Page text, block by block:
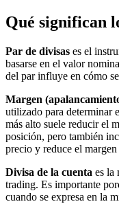
Qué significan
Par de divisas es el
basarse en el valor
del par influye en cómo
Margen
utilizado para determinar
más alto suele reducir el
posición, pero también
precio y reduce el
Divisa de la cuenta es la
trading. Es importante
cuando se expresa en la